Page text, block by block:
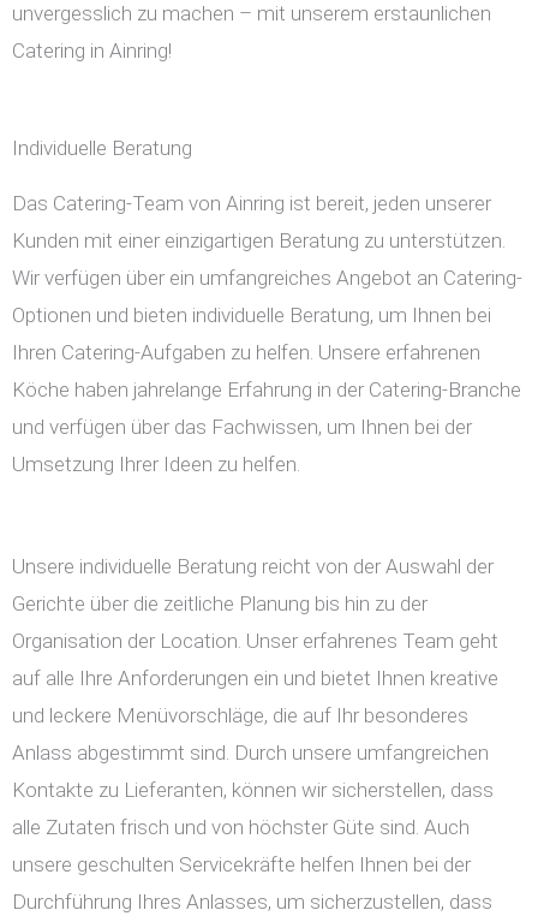
unvergesslich zu machen – mit unserem erstaunlichen
Catering in Ainring!
Individuelle Beratung
Das Catering-Team von Ainring ist bereit, jeden unserer
Kunden mit einer einzigartigen Beratung zu unterstützen.
Wir verfügen über ein umfangreiches Angebot an Catering-
Optionen und bieten individuelle Beratung, um Ihnen bei
Ihren Catering-Aufgaben zu helfen. Unsere erfahrenen
Köche haben jahrelange Erfahrung in der Catering-Branche
und verfügen über das Fachwissen, um Ihnen bei der
Umsetzung Ihrer Ideen zu helfen.
Unsere individuelle Beratung reicht von der Auswahl der
Gerichte über die zeitliche Planung bis hin zu der
Organisation der Location. Unser erfahrenes Team geht
auf alle Ihre Anforderungen ein und bietet Ihnen kreative
und leckere Menüvorschläge, die auf Ihr besonderes
Anlass abgestimmt sind. Durch unsere umfangreichen
Kontakte zu Lieferanten, können wir sicherstellen, dass
alle Zutaten frisch und von höchster Güte sind. Auch
unsere geschulten Servicekräfte helfen Ihnen bei der
Durchführung Ihres Anlasses, um sicherzustellen, dass